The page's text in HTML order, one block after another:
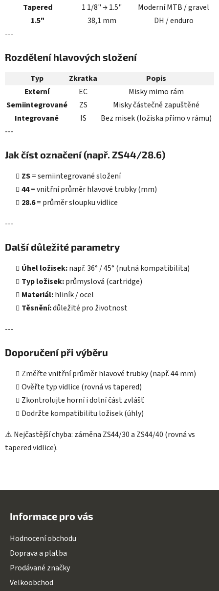
Tapered
1 1/8" → 1.5"
Moderní MTB / gravel
1.5"
38,1 mm
DH / enduro
---
Rozdělení hlavových složení
Typ Zkratka
Popis
Externí
EC
Misky mimo rám
Semiintegrované
ZS
Misky částečně zapuštěné
Integrované
IS
Bez misek (ložiska přímo v rámu)
---
Jak číst označení (např. ZS44/28.6)
ZS= semiintegrované složení
44= vnitřní průměr hlavové trubky (mm)
28.6= průměr sloupku vidlice
---
Další důležité parametry
Úhel ložisek:např. 36° / 45° (nutná kompatibilita)
Typ ložisek:průmyslová (cartridge)
Materiál:hliník / ocel
Těsnění:důležité pro životnost
---
Doporučení při výběru
Změřte vnitřní průměr hlavové trubky (např. 44 mm)
Ověřte typ vidlice (rovná vs tapered)
Zkontrolujte horní i dolní část zvlášť
Dodržte kompatibilitu ložisek (úhly)
⚠️ Nejčastější chyba: záměna ZS44/30 a ZS44/40 (rovná vs
tapered vidlice).
Informace pro vás
Hodnocení obchodu
Doprava a platba
Prodávané značky
Velkoobchod